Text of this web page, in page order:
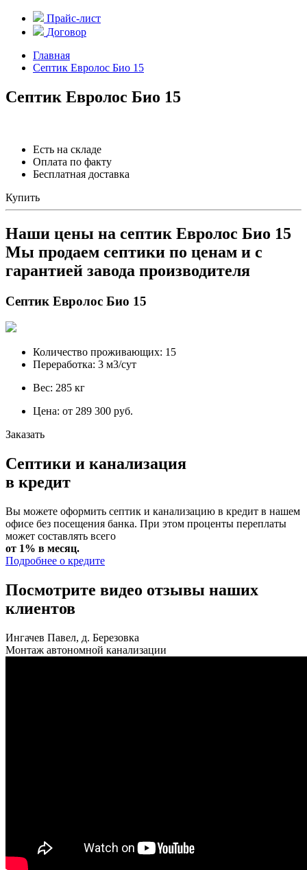
Прайс-лист
Договор
Главная
Септик Евролос Био 15
Септик Евролос Био 15
Есть на складе
Оплата по факту
Бесплатная доставка
Купить
Наши цены на cептик Евролос Био 15
Мы продаем септики по ценам и с
гарантией завода производителя
Септик Евролос Био 15
Количество проживающих: 15
Переработка: 3 м3/сут
Вес: 285 кг
Цена: от 289 300 руб.
Заказать
Септики и канализация
в кредит
Вы можете оформить септик и канализацию в кредит в нашем
офисе без посещения банка. При этом проценты переплаты
может составлять всего
от 1% в месяц.
Подробнее о кредите
Посмотрите видео отзывы наших
клиентов
Ингачев Павел, д. Березовка
Монтаж автономной канализации